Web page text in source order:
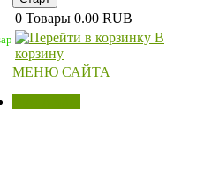
0 Товары 0.00 RUB
В
корзину
МЕНЮ САЙТА